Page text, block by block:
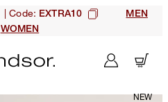
| Code: EXTRA10
MEN
WOMEN